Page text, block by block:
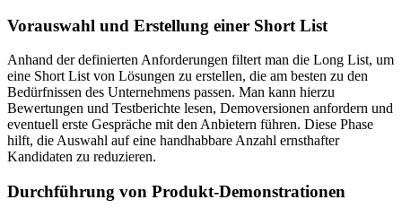
Vorauswahl und Erstellung einer Short List
Anhand der definierten Anforderungen filtert man die Long List, um
eine Short List von Lösungen zu erstellen, die am besten zu den
Bedürfnissen des Unternehmens passen. Man kann hierzu
Bewertungen und Testberichte lesen, Demoversionen anfordern und
eventuell erste Gespräche mit den Anbietern führen. Diese Phase
hilft, die Auswahl auf eine handhabbare Anzahl ernsthafter
Kandidaten zu reduzieren.
Durchführung von Produkt-Demonstrationen